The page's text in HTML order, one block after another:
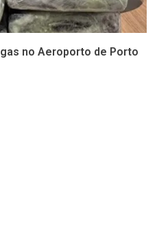
no Aeroporto de Porto